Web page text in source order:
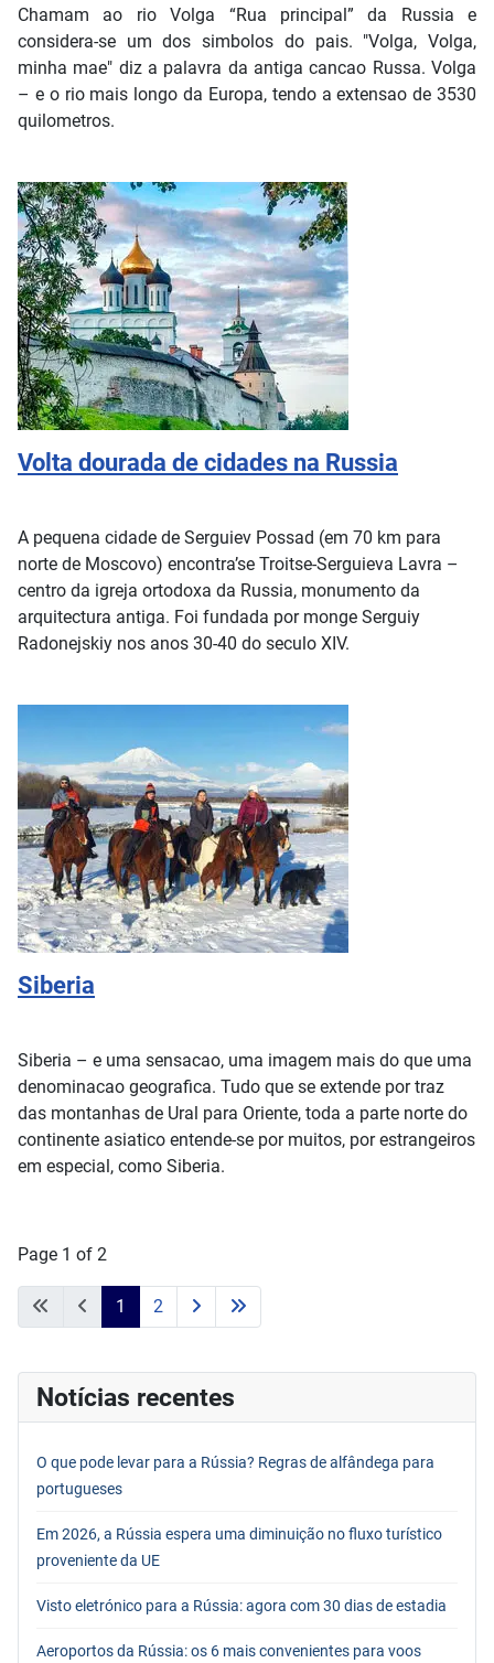
Chamam ao rio Volga “Rua principal” da Russia e
considera-se um dos simbolos do pais. "Volga, Volga,
minha mae" diz a palavra da antiga cancao Russa. Volga
– e o rio mais longo da Europa, tendo a extensao de 3530
quilometros.
Volta dourada de cidades na Russia
A pequena cidade de Serguiev Possad (em 70 km para
norte de Moscovo) encontra’se Troitse-Serguieva Lavra –
centro da igreja ortodoxa da Russia, monumento da
arquitectura antiga. Foi fundada por monge Serguiy
Radonejskiy nos anos 30-40 do seculo XIV.
Siberia
Siberia – e uma sensacao, uma imagem mais do que uma
denominacao geografica. Tudo que se extende por traz
das montanhas de Ural para Oriente, toda a parte norte do
continente asiatico entende-se por muitos, por estrangeiros
em especial, como Siberia.
Page 1 of 2
1 2
Notícias recentes
O que pode levar para a Rússia? Regras de alfândega para
portugueses
Em 2026, a Rússia espera uma diminuição no fluxo turístico
proveniente da UE
Visto eletrónico para a Rússia: agora com 30 dias de estadia
Aeroportos da Rússia: os 6 mais convenientes para voos